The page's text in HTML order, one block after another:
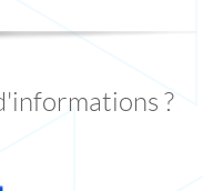
?